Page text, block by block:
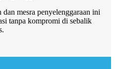
mesra penyelenggaraan ini
tanpa kompromi di sebalik